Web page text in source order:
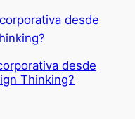
desde
Thinking?